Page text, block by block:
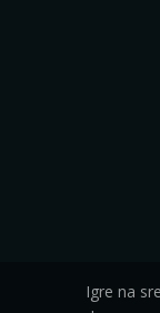
Igre na